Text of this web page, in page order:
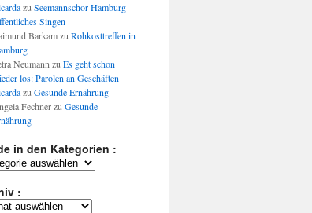
zu Seemannschor Hamburg –
Singen
Barkamzu Rohkosttreffen in
Neumann zu Es geht schon
los: Parolen an Geschäften
zu Gesunde Ernährung
Fechnerzu Gesunde
in den Kategorien :
: